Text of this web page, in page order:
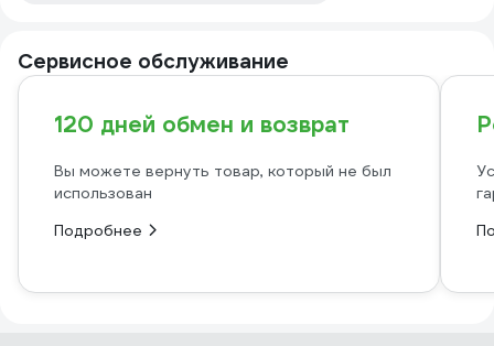
Сервисное обслуживание
120 дней обмен и возврат
Вы можете вернуть товар, который не был
использован
Подробнее